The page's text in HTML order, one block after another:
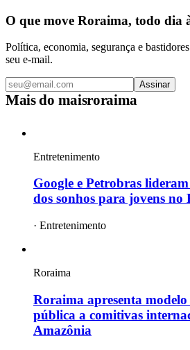
O que move Roraima, todo dia
Política, economia, segurança e
seu e-mail.
Assinar
Mais do maisroraima
Entretenimento
Google e Petrobras
dos sonhos para jovens no
· Entretenimento
Roraima
Roraima apresenta modelo
pública a comitivas
Amazônia